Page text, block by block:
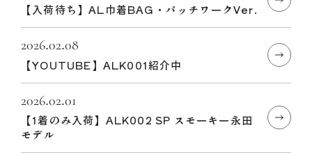
【入荷待ち】AL巾着BAG・パッチワークVer.
2026.02.08
【YOUTUBE】ALK001紹介中
2026.02.01
【1着のみ入荷】ALK002 SP スモーキー永田
モデル